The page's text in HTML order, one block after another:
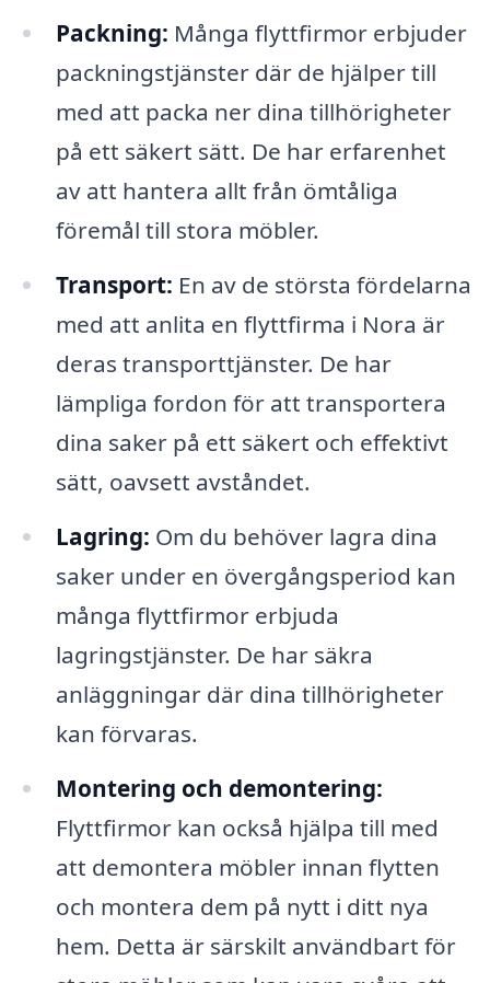
Packning: Många flyttfirmor erbjuder
packningstjänster där de hjälper till
med att packa ner dina tillhörigheter
på ett säkert sätt. De har erfarenhet
av att hantera allt från ömtåliga
föremål till stora möbler.
Transport: En av de största fördelarna
med att anlita en flyttfirma i Nora är
deras transporttjänster. De har
lämpliga fordon för att transportera
dina saker på ett säkert och effektivt
sätt, oavsett avståndet.
Lagring: Om du behöver lagra dina
saker under en övergångsperiod kan
många flyttfirmor erbjuda
lagringstjänster. De har säkra
anläggningar där dina tillhörigheter
kan förvaras.
Montering och demontering:
Flyttfirmor kan också hjälpa till med
att demontera möbler innan flytten
och montera dem på nytt i ditt nya
hem. Detta är särskilt användbart för